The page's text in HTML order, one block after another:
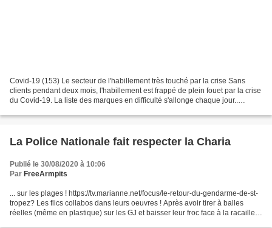
Covid-19 (153) Le secteur de l'habillement très touché par la crise Sans
clients pendant deux mois, l'habillement est frappé de plein fouet par la crise
du Covid-19. La liste des marques en difficulté s'allonge chaque jour..
La Police Nationale fait respecter la Charia
Publié le 30/08/2020 à 10:06
Par FreeArmpits
... sur les plages ! https://tv.marianne.net/focus/le-retour-du-gendarme-de-st-
tropez? Les flics collabos dans leurs oeuvres ! Après avoir tirer à balles
réelles (même en plastique) sur les GJ et baisser leur froc face à la racaille,